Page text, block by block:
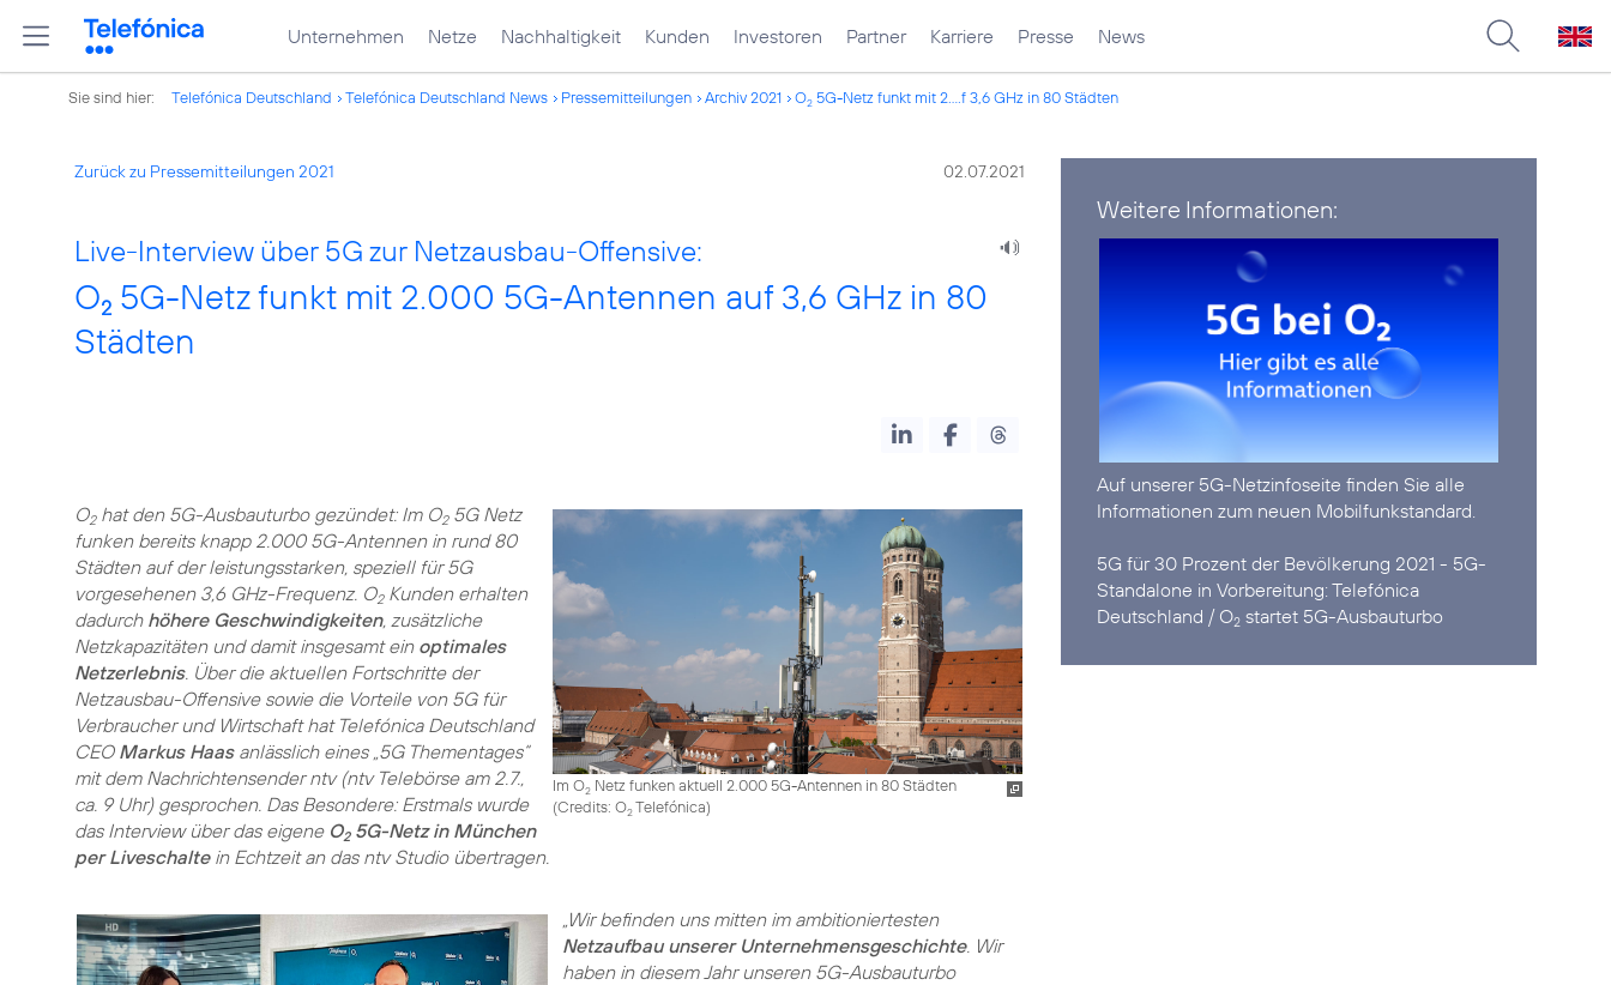
Unternehmen Netze Nachhaltigkeit Kunden Investoren Partner Karriere Presse News
Sie sind hier: Telefónica Deutschland Telefónica Deutschland News Pressemitteilungen Archiv 2021 O2 5G-Netz funkt mit 2....f 3,6 GHz in 80 Städten
Zurück zu Pressemitteilungen 2021 02.07.2021
Live-Interview über 5G zur Netzausbau-Offensive:
O2 5G-Netz funkt mit 2.000 5G-Antennen auf 3,6 GHz in 80
Städten
Im O2Netz funken aktuell 2.000 5G-Antennen in 80 Städten
(Credits: O2Telefónica)
O2hat den 5G-Ausbauturbo gezündet: Im O25G Netz
funken bereits knapp 2.000 5G-Antennen in rund 80
Städten auf der leistungsstarken, speziell für 5G
vorgesehenen 3,6 GHz-Frequenz. O2Kunden erhalten
dadurch höhere Geschwindigkeiten, zusätzliche
Netzkapazitäten und damit insgesamt ein optimales
Netzerlebnis. Über die aktuellen Fortschritte der
Netzausbau-Offensive sowie die Vorteile von 5G für
Verbraucher und Wirtschaft hat Telefónica Deutschland
CEO Markus Haasanlässlich eines „5G Thementages“
mit dem Nachrichtensender ntv (ntv Telebörse am 2.7.,
ca. 9 Uhr) gesprochen. Das Besondere: Erstmals wurde
das Interview über das eigene O25G-Netz in München
per Liveschaltein Echtzeit an das ntv Studio übertragen.
„Wir befinden uns mitten im ambitioniertesten
Netzaufbau unserer Unternehmensgeschichte. Wir
haben in diesem Jahr unseren 5G-Ausbauturbo
Weitere Informationen:
Auf unserer 5G-Netzinfoseite finden Sie alle
Informationen zum neuen Mobilfunkstandard.
5G für 30 Prozent der Bevölkerung 2021 - 5G-
Standalone in Vorbereitung:Telefónica
Deutschland / O2 startet 5G-Ausbauturbo